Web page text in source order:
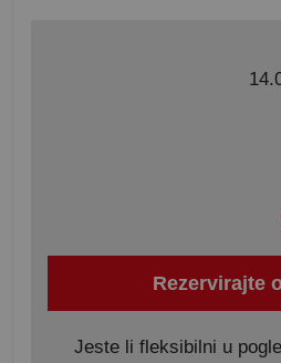
Rezervirajte
Jeste li fleksibilni u